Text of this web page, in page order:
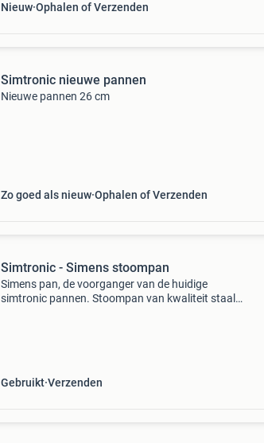
Nieuw Ophalen of Verzenden
Simtronic nieuwe pannen
Nieuwe pannen 26 cm
Zo goed als nieuw Ophalen of Verzenden
Simtronic - Simens stoompan
Simens pan, de voorganger van de huidige
simtronic pannen. Stoompan van kwaliteit staal
Gebruikt Verzenden